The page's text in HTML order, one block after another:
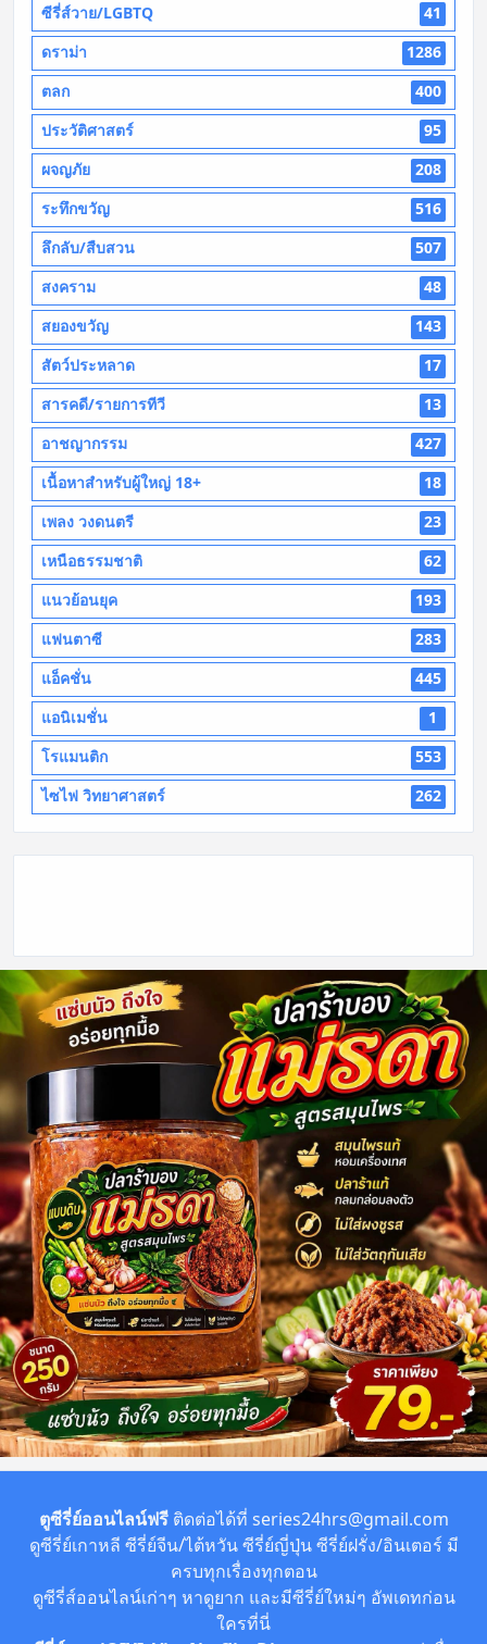
ซีรี่ส์วาย/LGBTQ
41
ดราม่า
1286
ตลก
400
ประวัติศาสตร์
95
ผจญภัย
208
ระทึกขวัญ
516
ลึกลับ/สืบสวน
507
สงคราม
48
สยองขวัญ
143
สัตว์ประหลาด
17
สารคดี/รายการทีวี
13
อาชญากรรม
427
เนื้อหาสำหรับผู้ใหญ่ 18+
18
เพลง วงดนตรี
23
เหนือธรรมชาติ
62
แนวย้อนยุค
193
แฟนตาซี
283
แอ็คชั่น
445
แอนิเมชั่น
1
โรแมนติก
553
ไซไฟ วิทยาศาสตร์
262
ตูซีรี่ย์ออนไลน์ฟรีติดต่อได้ที่ series24hrs@gmail.com
ดูซีรี่ย์เกาหลี ซีรี่ย์จีน/ไต้หวัน ซีรี่ย์ญี่ปุ่น ซีรี่ย์ฝรั่ง/อินเตอร์ มี
ครบทุกเรื่องทุกตอน
ดูซีรี่ส์ออนไลน์เก่าๆ หาดูยาก และมีซีรี่ย์ใหม่ๆ อัพเดทก่อน
ใครที่นี่